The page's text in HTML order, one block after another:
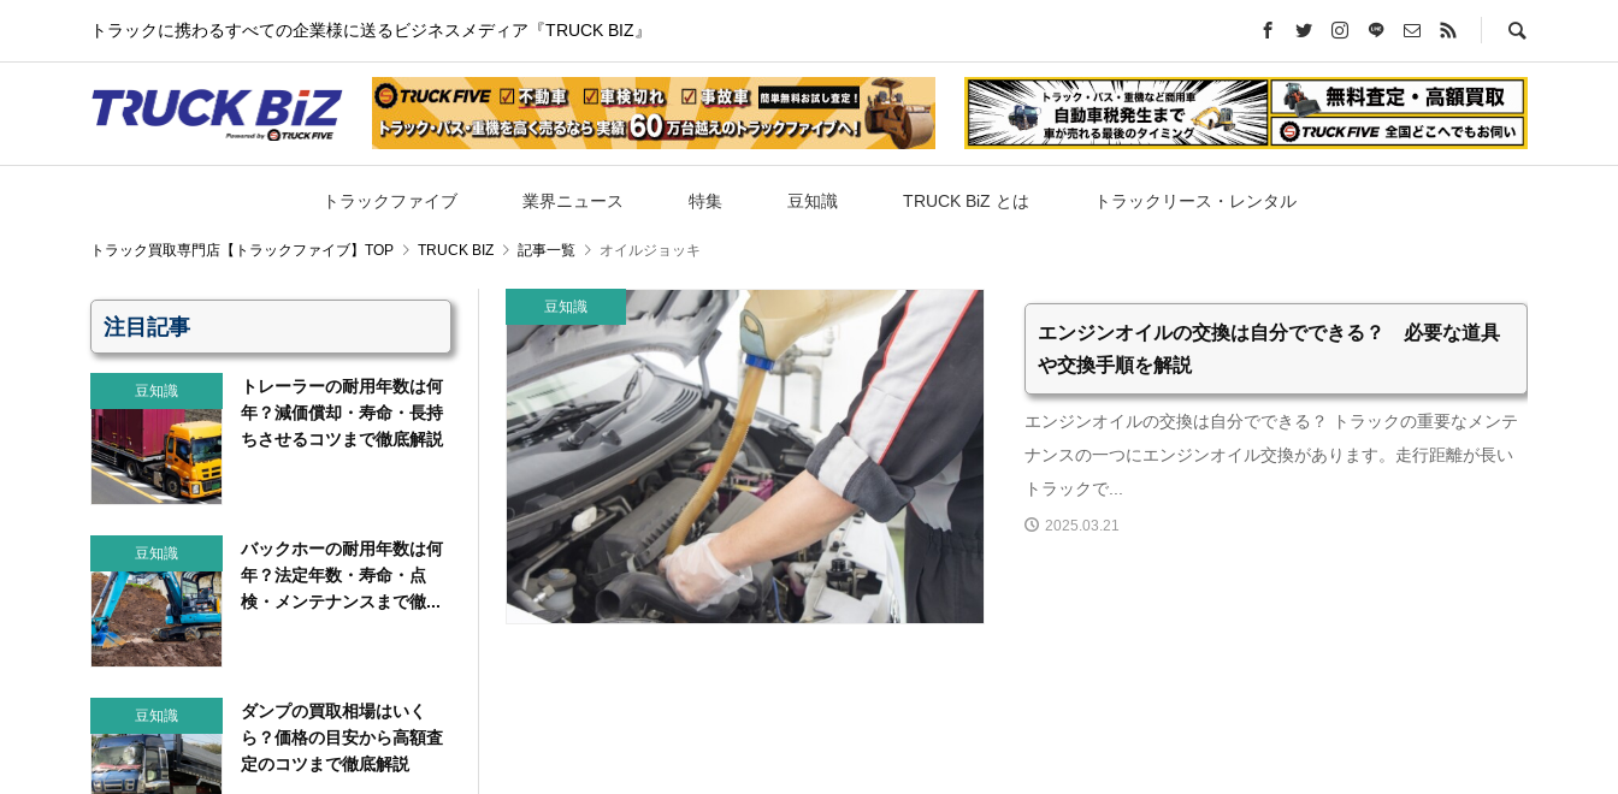
トラックに携わるすべての企業様に送るビジネスメディア『TRUCK BIZ』
トラックファイブ 業界ニュース 特集 豆知識 TRUCK BiZ とは トラックリース・レンタル
TRUCK BIZ 記事一覧 オイルジョッキ
豆知識
エンジンオイルの交換は自分でできる？ 必要な道具
や交換手順を解説
エンジンオイルの交換は自分でできる？ トラックの重要なメンテ
ナンスの一つにエンジンオイル交換があります。走行距離が長い
トラックで...
2025.03.21
注目記事
豆知識
トレーラーの耐用年数は何
年？減価償却・寿命・長持
ちさせるコツまで徹底解説
豆知識
バックホーの耐用年数は何
年？法定年数・寿命・点
検・メンテナンスまで徹...
豆知識
ダンプの買取相場はいく
ら？価格の目安から高額査
定のコツまで徹底解説